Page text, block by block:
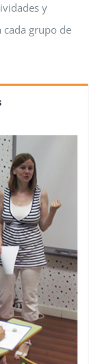
y
cada grupo de